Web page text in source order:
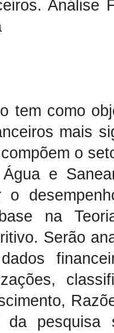
Análise
tem como
mais
o
e
o
na
Serão
da